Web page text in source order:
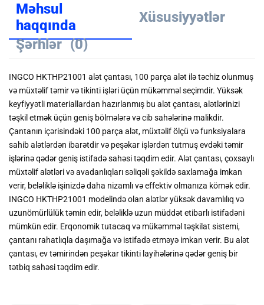
Məhsul
haqqında
Xüsusiyyətlər
Şərhlər (0)
INGCO HKTHP21001 alət çantası, 100 parça alət ilə təchiz olunmuş
və müxtəlif təmir və tikinti işləri üçün mükəmməl seçimdir. Yüksək
keyfiyyətli materiallardan hazırlanmış bu alət çantası, alətlərinizi
təşkil etmək üçün geniş bölmələrə və cib sahələrinə malikdir.
Çantanın içərisindəki 100 parça alət, müxtəlif ölçü və funksiyalara
sahib alətlərdən ibarətdir və peşəkar işlərdən tutmuş evdəki təmir
işlərinə qədər geniş istifadə sahəsi təqdim edir. Alət çantası, çoxsaylı
müxtəlif alətləri və avadanlıqları səliqəli şəkildə saxlamağa imkan
verir, beləliklə işinizdə daha nizamlı və effektiv olmanıza kömək edir.
INGCO HKTHP21001 modelində olan alətlər yüksək davamlılıq və
uzunömürlülük təmin edir, beləliklə uzun müddət etibarlı istifadəni
mümkün edir. Erqonomik tutacaq və mükəmməl təşkilat sistemi,
çantanı rahatlıqla daşımağa və istifadə etməyə imkan verir. Bu alət
çantası, ev təmirindən peşəkar tikinti layihələrinə qədər geniş bir
tətbiq sahəsi təqdim edir.